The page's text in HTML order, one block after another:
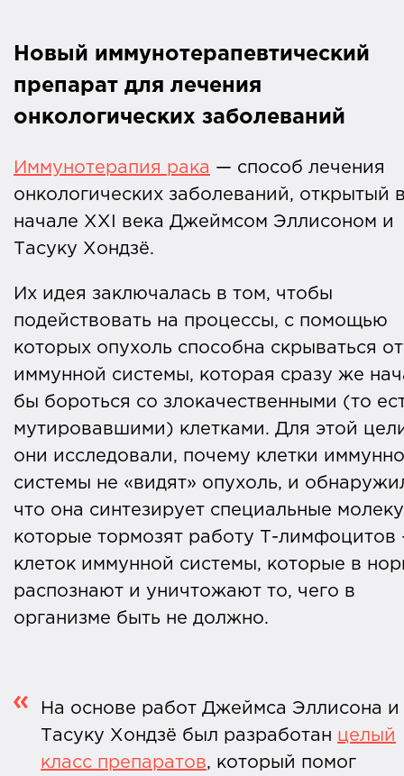
Новый иммунотерапевтический
препарат для лечения
онкологических заболеваний
Иммунотерапия рака — способ лечения
онкологических заболеваний, открытый
начале XXI века Джеймсом Эллисоном и
Тасуку Хондзё.
Их идея заключалась в том, чтобы
подействовать на процессы, с помощью
которых опухоль способна скрываться от
иммунной системы, которая сразу же
бы бороться со злокачественными (то
мутировавшими) клетками. Для этой
они исследовали, почему клетки
системы не «видят» опухоль, и
что она синтезирует специальные
которые тормозят работу Т-лимфоцитов
клеток иммунной системы, которые в
распознают и уничтожают то, чего в
организме быть не должно.
На основе работ Джеймса Эллисона и
Тасуку Хондзё был разработан целый
класс препаратов, который помог